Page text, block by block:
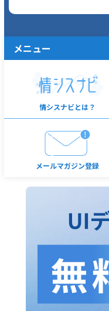
メニュー
情シスナビとは？
メールマガジン登録